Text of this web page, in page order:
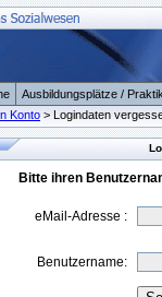
Ausbildungsplätze /
Konto > Logindaten
Bitte ihren
eMail-Adresse :
Benutzername: